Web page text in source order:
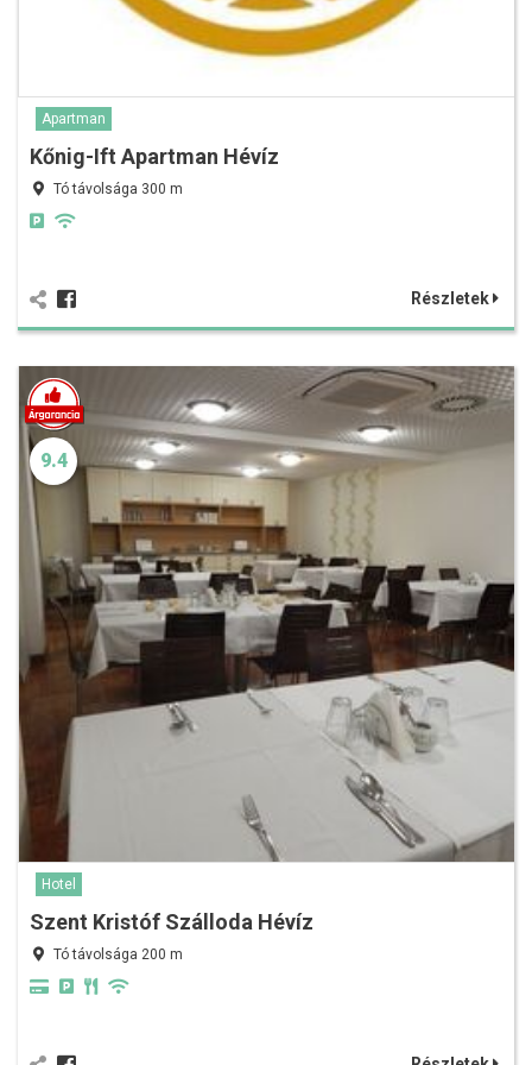
Apartman
Kőnig-Ift Apartman Hévíz
Tó távolsága 300 m
Részletek
9.4
Hotel
Szent Kristóf Szálloda Hévíz
Tó távolsága 200 m